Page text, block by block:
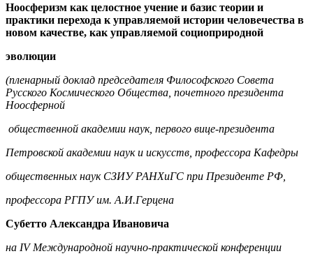
Ноосферизм как целостное учение и базис теории и
практики перехода к управляемой истории человечества в
новом качестве, как управляемой социоприродной
эволюции
(пленарный доклад председателя Философского Совета
Русского Космического Общества, почетного президента
Ноосферной
общественной академии наук, первого вице-президента
Петровской академии наук и искусств, профессора Кафедры
общественных наук СЗИУ РАНХиГС при Президенте РФ,
профессора РГПУ им. А.И.Герцена
Субетто Александра Ивановича
на IV Международной научно-практической конференции